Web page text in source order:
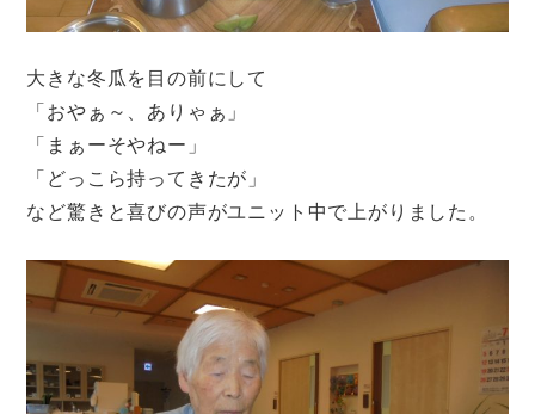
大きな冬瓜を目の前にして
「おやぁ～、ありゃぁ」
「まぁーそやねー」
「どっこら持ってきたが」
など驚きと喜びの声がユニット中で上がりました。